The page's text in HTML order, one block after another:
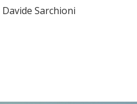
Sarchioni